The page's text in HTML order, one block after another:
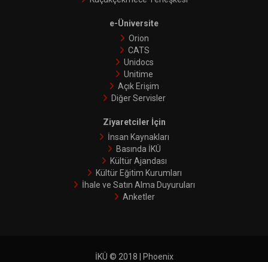
e-Üniversite
Orion
CATS
Unidocs
Unitime
Açık Erişim
Diğer Servisler
Ziyaretciler İçin
İnsan Kaynakları
Basında İKÜ
Kültür Ajandası
Kültür Eğitim Kurumları
İhale ve Satın Alma Duyuruları
Anketler
İKÜ © 2018 | Phoenix